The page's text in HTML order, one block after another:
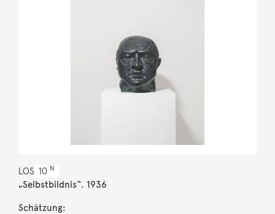
LOS 10 N
„Selbstbildnis“. 1936
Schätzung: